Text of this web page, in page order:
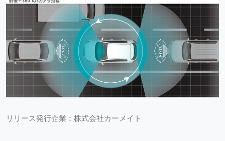
リリース発行企業：株式会社カーメイト